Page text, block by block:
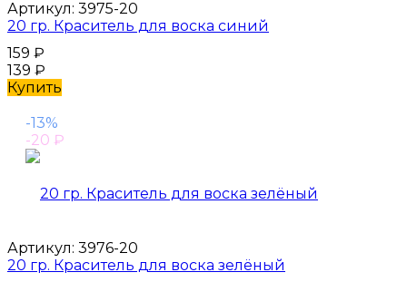
Артикул: 3975-20
20 гр. Краситель для воска синий
159 ₽
139 ₽
Купить
-13%
-20 ₽
Артикул: 3976-20
20 гр. Краситель для воска зелёный